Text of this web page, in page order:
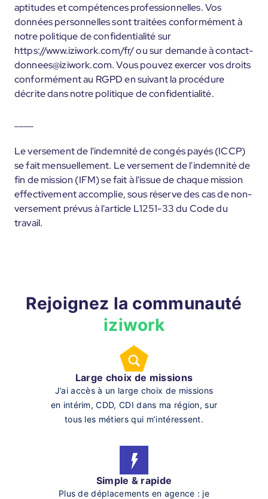
aptitudes et compétences professionnelles. Vos
données personnelles sont traitées conformément à
notre politique de confidentialité sur
https://www.iziwork.com/fr/ ou sur demande à contact-
donnees@iziwork.com. Vous pouvez exercer vos droits
conformément au RGPD en suivant la procédure
décrite dans notre politique de confidentialité.
Le versement de l'indemnité de congés payés (ICCP)
se fait mensuellement. Le versement de l'indemnité de
fin de mission (IFM) se fait à l'issue de chaque mission
effectivement accomplie, sous réserve des cas de non-
versement prévus à l'article L1251-33 du Code du
travail.
Rejoignez la communauté
iziwork
Large choix de missions
J’ai accès à un large choix de missions
en intérim, CDD, CDI dans ma région, sur
tous les métiers qui m’intéressent.
Simple & rapide
Plus de déplacements en agence : je